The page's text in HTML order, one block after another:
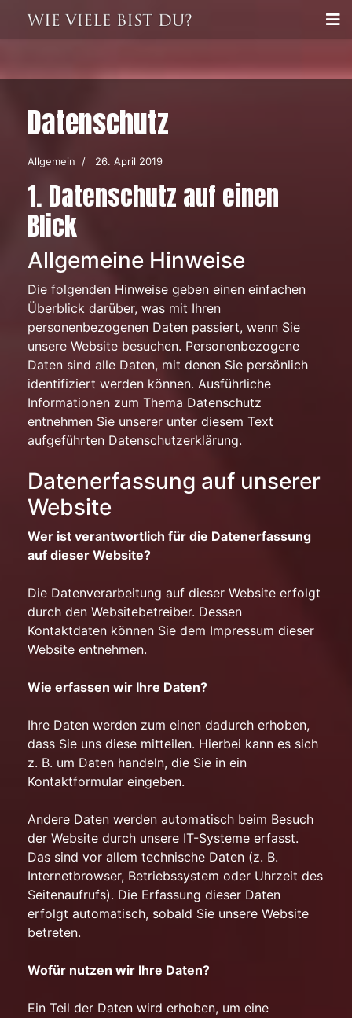
Datenschutz
Allgemein 26. April 2019
1. Datenschutz auf einen
Blick
Allgemeine Hinweise
Die folgenden Hinweise geben einen einfachen
Überblick darüber, was mit Ihren
personenbezogenen Daten passiert, wenn Sie
unsere Website besuchen. Personenbezogene
Daten sind alle Daten, mit denen Sie persönlich
identifiziert werden können. Ausführliche
Informationen zum Thema Datenschutz
entnehmen Sie unserer unter diesem Text
aufgeführten Datenschutzerklärung.
Datenerfassung auf unserer
Website
Wer ist verantwortlich für die Datenerfassung
auf dieser Website?
Die Datenverarbeitung auf dieser Website erfolgt
durch den Websitebetreiber. Dessen
Kontaktdaten können Sie dem Impressum dieser
Website entnehmen.
Wie erfassen wir Ihre Daten?
Ihre Daten werden zum einen dadurch erhoben,
dass Sie uns diese mitteilen. Hierbei kann es sich
z. B. um Daten handeln, die Sie in ein
Kontaktformular eingeben.
Andere Daten werden automatisch beim Besuch
der Website durch unsere IT-Systeme erfasst.
Das sind vor allem technische Daten (z. B.
Internetbrowser, Betriebssystem oder Uhrzeit des
Seitenaufrufs). Die Erfassung dieser Daten
erfolgt automatisch, sobald Sie unsere Website
betreten.
Wofür nutzen wir Ihre Daten?
Ein Teil der Daten wird erhoben, um eine